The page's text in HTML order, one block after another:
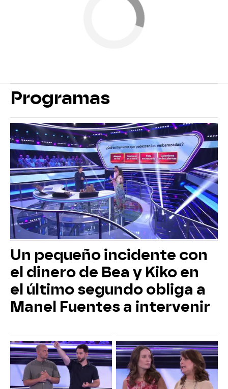
Programas
Un pequeño incidente con
el dinero de Bea y Kiko en
el último segundo obliga a
Manel Fuentes a intervenir